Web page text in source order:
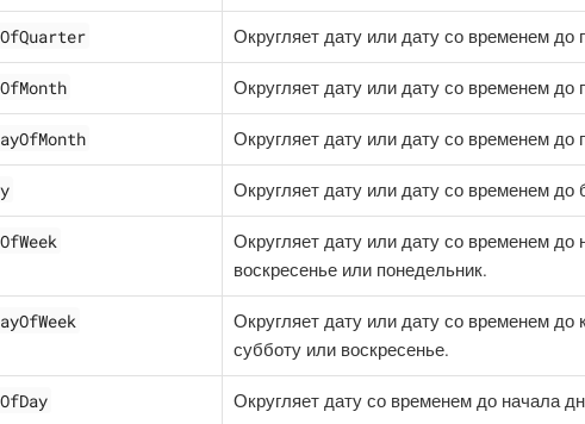
Округляет дату или дату со временем до
Округляет дату или дату со временем до
Округляет дату или дату со временем до
Округляет дату или дату со временем до
Округляет дату или дату со временем до
воскресенье или понедельник.
Округляет дату или дату со временем до
субботу или воскресенье.
Округляет дату со временем до начала